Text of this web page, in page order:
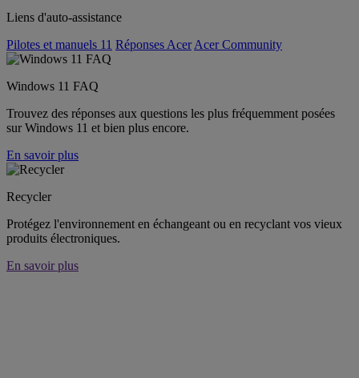
Liens d'auto-assistance
Pilotes et manuels 11 Réponses Acer Acer Community
Windows 11 FAQ
Trouvez des réponses aux questions les plus fréquemment posées
sur Windows 11 et bien plus encore.
En savoir plus
Recycler
Protégez l'environnement en échangeant ou en recyclant vos vieux
produits électroniques.
En savoir plus